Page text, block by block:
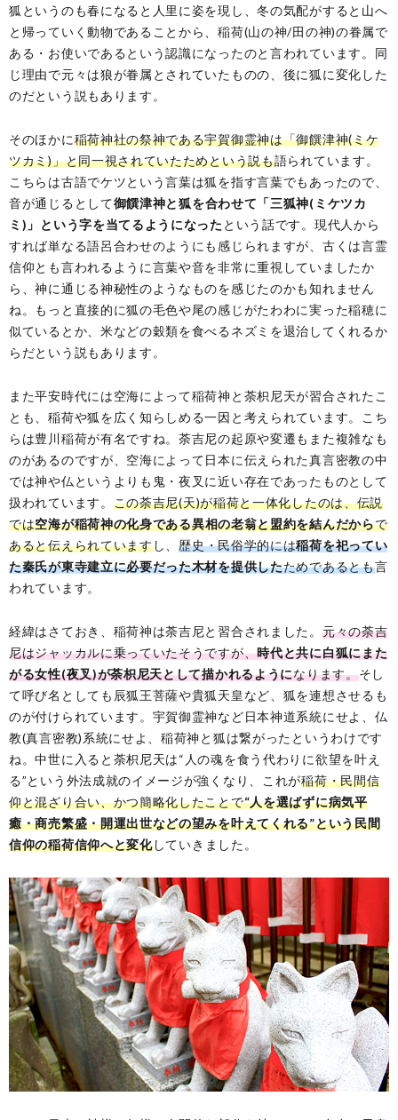
狐というのも春になると人里に姿を現し、冬の気配がすると山へ
と帰っていく動物であることから、稲荷(山の神/田の神)の眷属で
ある・お使いであるという認識になったのと言われています。同
じ理由で元々は狼が眷属とされていたものの、後に狐に変化した
のだという説もあります。
そのほかに稲荷神社の祭神である宇賀御霊神は「御饌津神(ミケ
ツカミ)」と同一視されていたためという説も語られています。
こちらは古語でケツという言葉は狐を指す言葉でもあったので、
音が通じるとして御饌津神と狐を合わせて「三狐神(ミケツカ
ミ)」という字を当てるようになった という話です。現代人から
すれば単なる語呂合わせのようにも感じられますが、古くは言霊
信仰とも言われるように言葉や音を非常に重視していましたか
ら、神に通じる神秘性のようなものを感じたのかも知れません
ね。もっと直接的に狐の毛色や尾の感じがたわわに実った稲穂に
似ているとか、米などの穀類を食べるネズミを退治してくれるか
らだという説もあります。
また平安時代には空海によって稲荷神と荼枳尼天が習合されたこ
とも、稲荷や狐を広く知らしめる一因と考えられています。こち
らは豊川稲荷が有名ですね。荼吉尼の起原や変遷もまた複雑なも
のがあるのですが、空海によって日本に伝えられた真言密教の中
では神や仏というよりも鬼・夜叉に近い存在であったものとして
扱われています。 この荼吉尼(天)が稲荷と一体化したのは、伝説
では空海が稲荷神の化身である異相の老翁と盟約を結んだからで
あると伝えられていますし、歴史・民俗学的には稲荷を祀ってい
た秦氏が東寺建立に必要だった木材を提供したためであるとも言
われています。
経緯はさておき、稲荷神は荼吉尼と習合されました。 元々の荼吉
尼はジャッカルに乗っていたそうですが、時代と共に白狐にまた
がる女性(夜叉)が荼枳尼天として描かれるようになります。そし
て呼び名としても辰狐王菩薩や貴狐天皇など、狐を連想させるも
のが付けられています。宇賀御霊神など日本神道系統にせよ、仏
教(真言密教)系統にせよ、稲荷神と狐は繋がったというわけです
ね。中世に入ると荼枳尼天は“人の魂を食う代わりに欲望を叶え
る”という外法成就のイメージが強くなり、これが稲荷・民間信
仰と混ざり合い、かつ簡略化したことで“人を選ばずに病気平
癒・商売繁盛・開運出世などの望みを叶えてくれる”という民間
信仰の稲荷信仰へと変化していきました。